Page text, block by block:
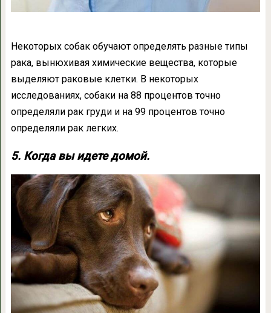
Некоторых собак обучают определять разные типы
рака, вынюхивая химические вещества, которые
выделяют раковые клетки. В некоторых
исследованиях, собаки на 88 процентов точно
определяли рак груди и на 99 процентов точно
определяли рак легких.
5. Когда вы идете домой.